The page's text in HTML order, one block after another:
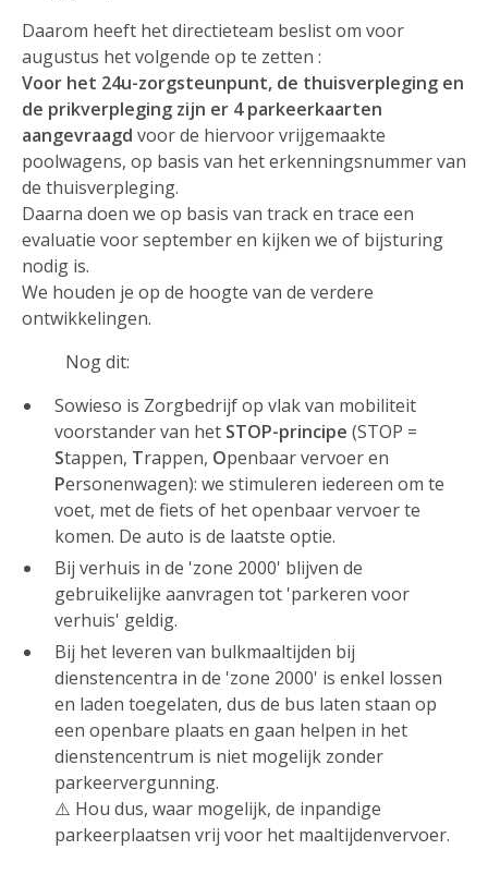
Daarom heeft het directieteam beslist om voor
augustus het volgende op te zetten :
Voor het 24u-zorgsteunpunt, de thuisverpleging en
de prikverpleging zijn er 4 parkeerkaarten
aangevraagd voor de hiervoor vrijgemaakte
poolwagens, op basis van het erkenningsnummer van
de thuisverpleging.
Daarna doen we op basis van track en trace een
evaluatie voor september en kijken we of bijsturing
nodig is.
We houden je op de hoogte van de verdere
ontwikkelingen.
Nog dit:
Sowieso is Zorgbedrijf op vlak van mobiliteit
voorstander van het STOP-principe (STOP =
Stappen, Trappen, Openbaar vervoer en
Personenwagen): we stimuleren iedereen om te
voet, met de fiets of het openbaar vervoer te
komen. De auto is de laatste optie.
Bij verhuis in de 'zone 2000' blijven de
gebruikelijke aanvragen tot 'parkeren voor
verhuis' geldig.
Bij het leveren van bulkmaaltijden bij
dienstencentra in de 'zone 2000' is enkel lossen
en laden toegelaten, dus de bus laten staan op
een openbare plaats en gaan helpen in het
dienstencentrum is niet mogelijk zonder
parkeervergunning.
⚠️ Hou dus, waar mogelijk, de inpandige
parkeerplaatsen vrij voor het maaltijdenvervoer.